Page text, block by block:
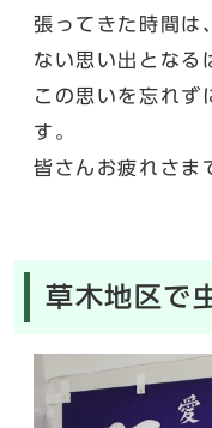
張ってきた時間は
ない思い出となる
この思いを忘れず
す。
皆さんお疲れさま
草木地区で